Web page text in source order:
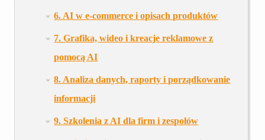
6. AI w e-commerce i opisach produktów
7. Grafika, wideo i kreacje reklamowe z
pomocą AI
8. Analiza danych, raporty i porządkowanie
informacji
9. Szkolenia z AI dla firm i zespołów